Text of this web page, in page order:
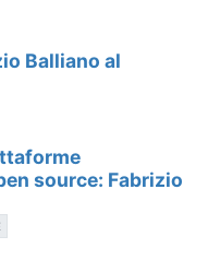
Balliano al
source: Fabrizio